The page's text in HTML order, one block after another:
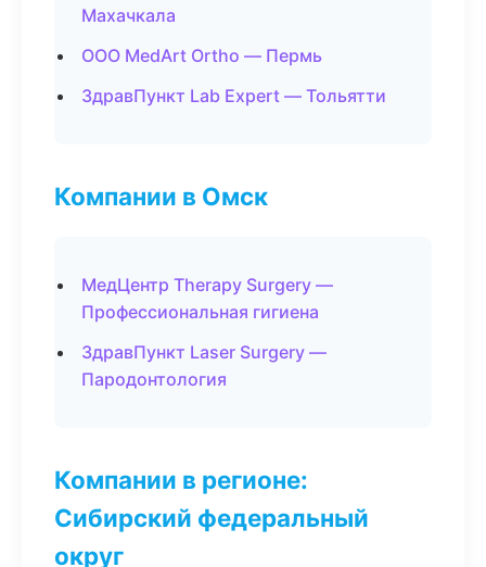
Махачкала
ООО MedArt Ortho — Пермь
ЗдравПункт Lab Expert — Тольятти
Компании в Омск
МедЦентр Therapy Surgery —
Профессиональная гигиена
ЗдравПункт Laser Surgery —
Пародонтология
Компании в регионе:
Сибирский федеральный
округ